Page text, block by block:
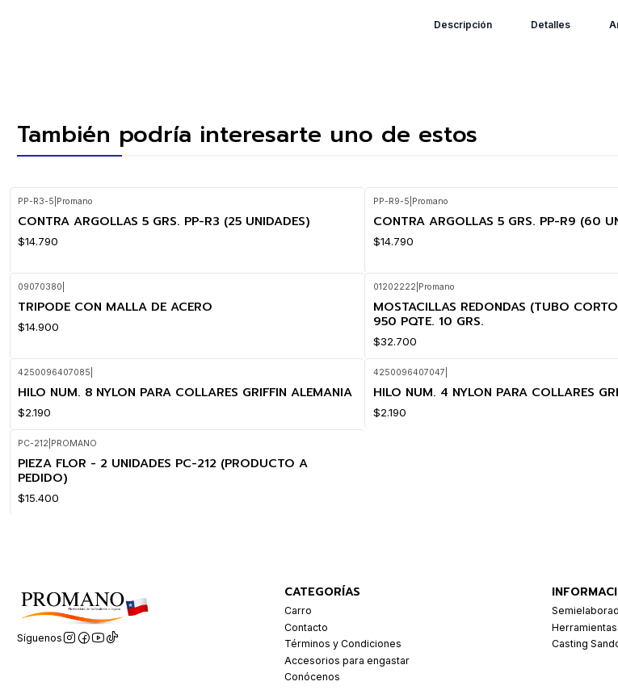
Descripción Detalles
También podría interesarte uno de estos
PP-R3-5 Promano
CONTRA ARGOLLAS 5 GRS. PP-R3 (25 UNIDADES)
$14.790
PP-R9-5 Promano
CONTRA ARGOLLAS 5 GRS. PP-R9 (60
$14.790
09070380
TRIPODE CON MALLA DE ACERO
$14.900
01202222 Promano
MOSTACILLAS REDONDAS (TUBO
950 PQTE. 10 GRS.
$32.700
4250096407085
HILO NUM. 8 NYLON PARA COLLARES GRIFFIN ALEMANIA
$2.190
4250096407047
HILO NUM. 4 NYLON PARA COLLARES
$2.190
PC-212 PROMANO
PIEZA FLOR - 2 UNIDADES PC-212 (PRODUCTO A
PEDIDO)
$15.400
Síguenos
CATEGORÍAS
Carro
Contacto
Términos y Condiciones
Accesorios para engastar
Conócenos
Herramientas
Casting